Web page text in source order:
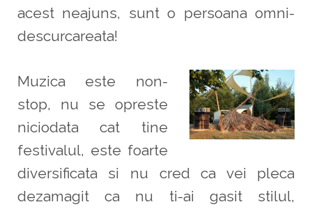
acest neajuns, sunt o persoana omni-
descurcareata!
Muzica este non-
stop, nu se opreste
niciodata cat tine
festivalul, este foarte
diversificata si nu cred ca vei pleca
dezamagit ca nu ti-ai gasit stilul,